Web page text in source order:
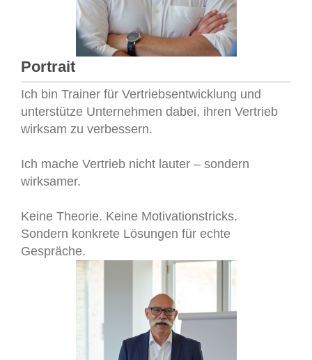
Portrait
Ich bin Trainer für Vertriebsentwicklung und
unterstütze Unternehmen dabei, ihren Vertrieb
wirksam zu verbessern.
Ich mache Vertrieb nicht lauter – sondern
wirksamer.
Keine Theorie. Keine Motivationstricks.
Sondern konkrete Lösungen für echte
Gespräche.